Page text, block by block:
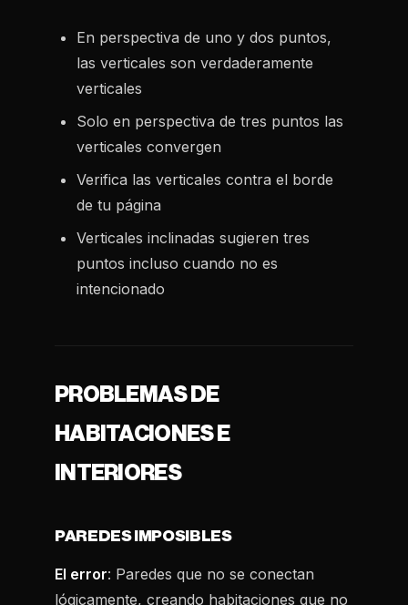
En perspectiva de uno y dos puntos,
las verticales son verdaderamente
verticales
Solo en perspectiva de tres puntos las
verticales convergen
Verifica las verticales contra el borde
de tu página
Verticales inclinadas sugieren tres
puntos incluso cuando no es
intencionado
PROBLEMAS DE
HABITACIONES E
INTERIORES
PAREDES IMPOSIBLES
El error: Paredes que no se conectan
lógicamente, creando habitaciones que no